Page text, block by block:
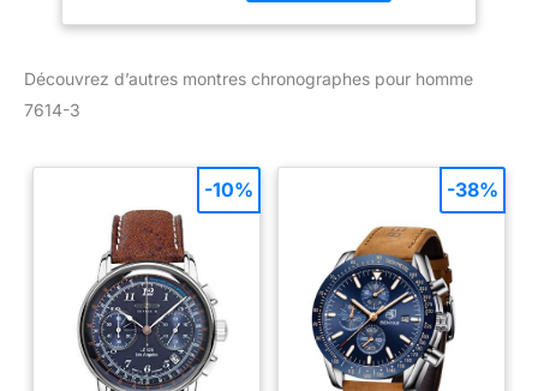
Découvrez d’autres montres chronographes pour homme
7614-3
-10% -38%